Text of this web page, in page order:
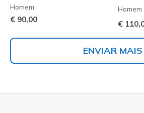
Homem
€ 90,00
Homem
€
ENVIAR MAIS